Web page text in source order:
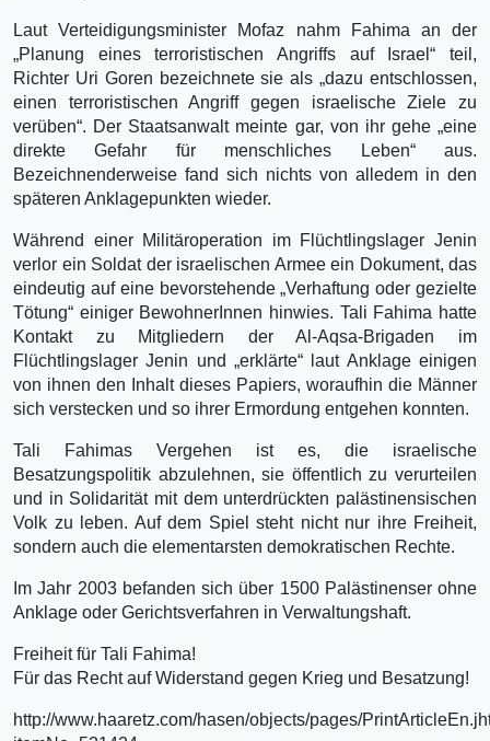
Laut Verteidigungsminister Mofaz nahm Fahima an der
„Planung eines terroristischen Angriffs auf Israel“ teil,
Richter Uri Goren bezeichnete sie als „dazu entschlossen,
einen terroristischen Angriff gegen israelische Ziele zu
verüben“. Der Staatsanwalt meinte gar, von ihr gehe „eine
direkte Gefahr für menschliches Leben“ aus.
Bezeichnenderweise fand sich nichts von alledem in den
späteren Anklagepunkten wieder.
Während einer Militäroperation im Flüchtlingslager Jenin
verlor ein Soldat der israelischen Armee ein Dokument, das
eindeutig auf eine bevorstehende „Verhaftung oder gezielte
Tötung“ einiger BewohnerInnen hinwies. Tali Fahima hatte
Kontakt zu Mitgliedern der Al-Aqsa-Brigaden im
Flüchtlingslager Jenin und „erklärte“ laut Anklage einigen
von ihnen den Inhalt dieses Papiers, woraufhin die Männer
sich verstecken und so ihrer Ermordung entgehen konnten.
Tali Fahimas Vergehen ist es, die israelische
Besatzungspolitik abzulehnen, sie öffentlich zu verurteilen
und in Solidarität mit dem unterdrückten palästinensischen
Volk zu leben. Auf dem Spiel steht nicht nur ihre Freiheit,
sondern auch die elementarsten demokratischen Rechte.
Im Jahr 2003 befanden sich über 1500 Palästinenser ohne
Anklage oder Gerichtsverfahren in Verwaltungshaft.
Freiheit für Tali Fahima!
Für das Recht auf Widerstand gegen Krieg und Besatzung!
http://www.haaretz.com/hasen/objects/pages/